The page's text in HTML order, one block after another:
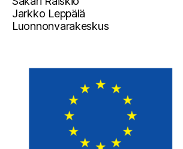
Jarkko Leppälä
Luonnonvarakeskus